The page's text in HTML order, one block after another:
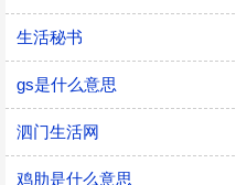
生活秘书
gs是什么意思
泗门生活网
鸡肋是什么意思